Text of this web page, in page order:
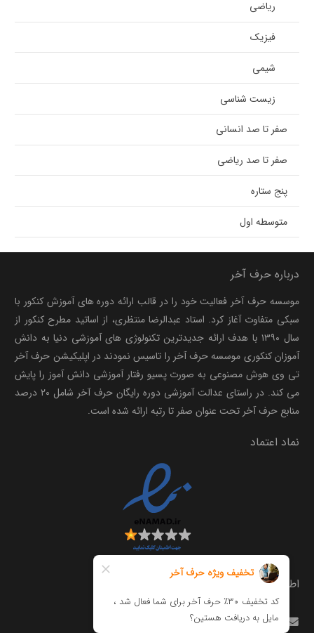
ریاضی
فیزیک
شیمی
زیست شناسی
صفر تا صد انسانی
صفر تا صد ریاضی
پنج ستاره
متوسطه اول
درباره حرف آخر
موسسه حرف آخر فعالیت خود را در قالب ارائه دوره های آموزش کنکور با
سبکی متفاوت آغاز کرد. استاد عبدالرضا منتظری، از اساتید مطرح کنکور از
سال ۱۳۹۰ با هدف ارائه جدیدترین تکنولوژی های آموزشی دنیا به دانش
آموزان کنکوری موسسه حرف آخر را تاسیس نمودند در اپلیکیشن حرف آخر
تی وی هوش مصنوعی به صورت پسیو رفتار آموزشی دانش آموز را پایش
می کند. در راستای عدالت آموزشی دوره رایگان حرف آخر شامل ۲۰ درصد
منابع حرف آخر تحت عنوان صفر تا رتبه ارائه شده است.
نماد اعتماد
اطلاعات تماس
info@harfeakhar.com